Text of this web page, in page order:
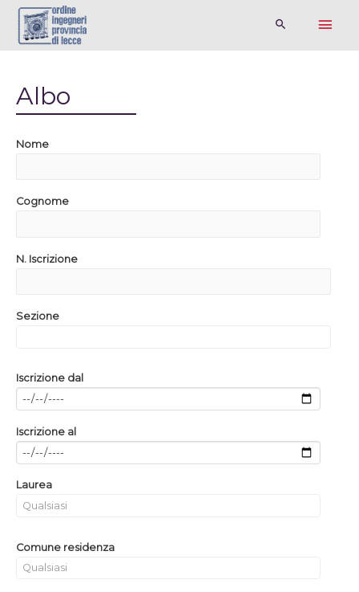
Albo
Nome
Cognome
N. Iscrizione
Sezione
Iscrizione dal
Iscrizione al
Laurea
Comune residenza